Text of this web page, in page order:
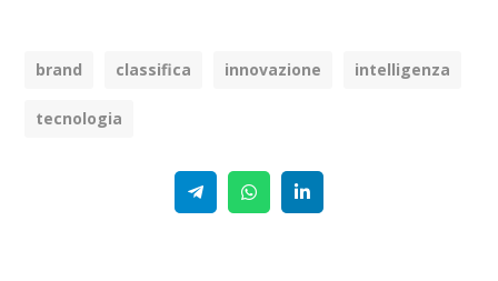
brand classifica innovazione intelligenza
tecnologia
TelegramWhatsApp